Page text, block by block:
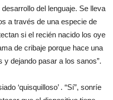
del lenguaje. Se lleva
a través de una especie de
si el recién nacido los oye
de cribaje porque hace una
y dejando pasar a los sanos”.
‘quisquilloso’ . “Sí”, sonríe